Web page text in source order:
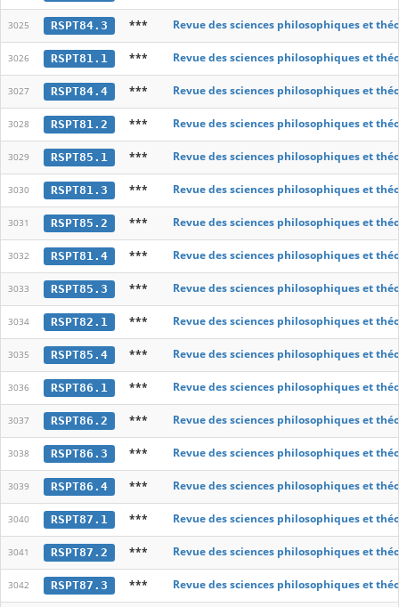
3025 RSPT84.3 *** Revue des sciences philosophiques et
3026 RSPT81.1 *** Revue des sciences philosophiques et
3027 RSPT84.4 *** Revue des sciences philosophiques et
3028 RSPT81.2 *** Revue des sciences philosophiques et
3029 RSPT85.1 *** Revue des sciences philosophiques et
3030 RSPT81.3 *** Revue des sciences philosophiques et
3031 RSPT85.2 *** Revue des sciences philosophiques et
3032 RSPT81.4 *** Revue des sciences philosophiques et
3033 RSPT85.3 *** Revue des sciences philosophiques et
3034 RSPT82.1 *** Revue des sciences philosophiques et
3035 RSPT85.4 *** Revue des sciences philosophiques et
3036 RSPT86.1 *** Revue des sciences philosophiques et
3037 RSPT86.2 *** Revue des sciences philosophiques et
3038 RSPT86.3 *** Revue des sciences philosophiques et
3039 RSPT86.4 *** Revue des sciences philosophiques et
3040 RSPT87.1 *** Revue des sciences philosophiques et
3041 RSPT87.2 *** Revue des sciences philosophiques et
3042 RSPT87.3 *** Revue des sciences philosophiques et